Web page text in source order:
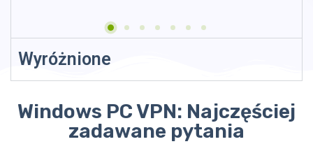
Wyróżnione
Windows PC VPN: Najczęściej
zadawane pytania